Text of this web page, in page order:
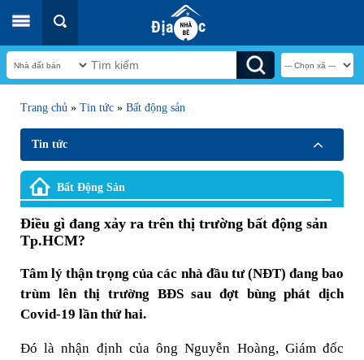
Trang chủ » Tin tức » Bất động sản
Tin tức
Bất Động Sản
Điều gì đang xảy ra trên thị trường bất động sản
Tp.HCM?
Tâm lý thận trọng của các nhà đầu tư (NĐT) đang bao
trùm lên thị trường BĐS sau đợt bùng phát dịch
Covid-19 lần thứ hai.
Đó là nhận định của ông Nguyễn Hoàng, Giám đốc